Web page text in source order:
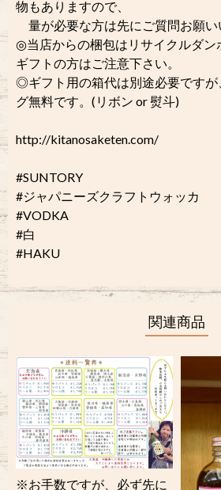
物もありますので、
量が必要な方は先にご質問お願い
◎当店からの梱包はリサイクルダン
ギフトの方はご注意下さい。
◎ギフト用の箱代は別途必要ですが
グ無料です。(リボン or 熨斗)
http://kitanosaketen.com/
#SUNTORY
#ジャパニーズクラフトウォッカ
#VODKA
#白
#HAKU
関連商品
※お手数ですが、必ず先に